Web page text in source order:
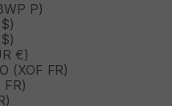
P)
€)
(XOF FR)
FR)